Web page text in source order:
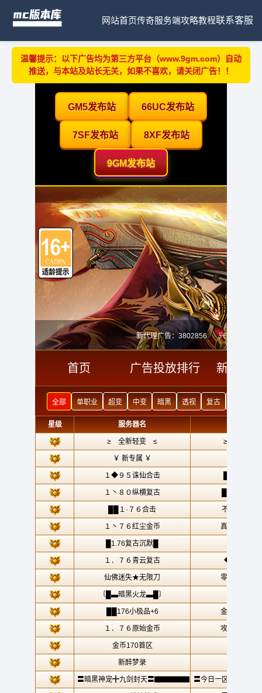
网站首页传奇服务端攻略教程联系客服
温馨提示：以下广告均为第三方平台（www.9gm.com）自动
推送，与本站及站长无关，如果不喜欢，请关闭广告！！